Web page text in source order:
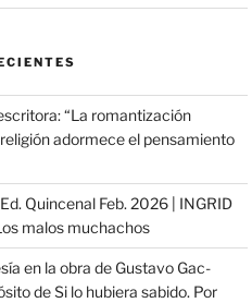
“La romantización
adormece el pensamiento
Quincenal Feb. 2026 | INGRID
malos muchachos
en la obra de Gustavo Gac-
de Si lo hubiera sabido. Por